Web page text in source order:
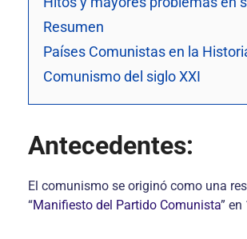
Resumen
Países Comunistas en la
Comunismo del siglo XXI
Antecedentes:
El comunismo se originó como una
“Manifiesto del Partido Comunista”